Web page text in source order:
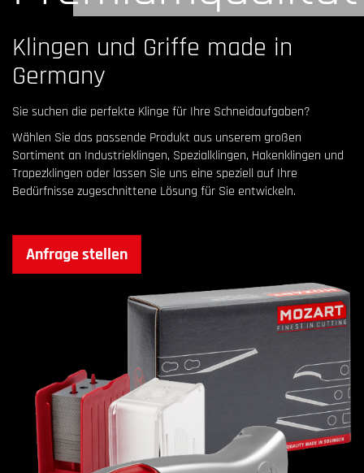
Klingen und Griffe made in
Germany
Sie suchen die perfekte Klinge für Ihre Schneidaufgaben?
Wählen Sie das passende Produkt aus unserem großen
Sortiment an Industrieklingen, Spezialklingen, Hakenklingen und
Trapezklingen oder lassen Sie uns eine speziell auf Ihre
Bedürfnisse zugeschnittene Lösung für Sie entwickeln.
Anfrage stellen